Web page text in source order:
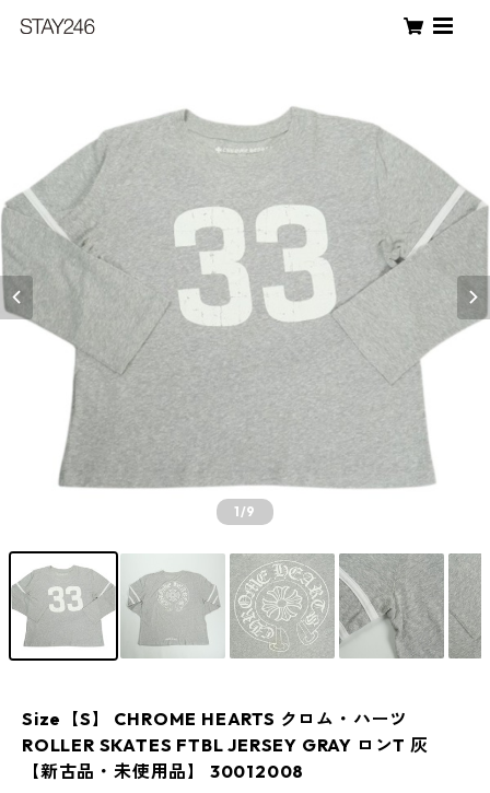
1/9
Size【S】 CHROME HEARTS クロム・ハーツ
ROLLER SKATES FTBL JERSEY GRAY ロンT 灰
【新古品・未使用品】 30012008